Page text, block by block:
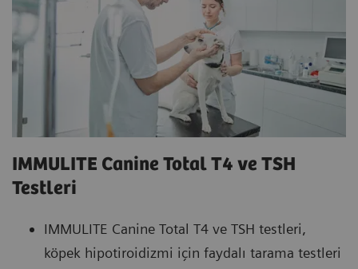
IMMULITE Canine Total T4 ve TSH
Testleri
IMMULITE Canine Total T4 ve TSH testleri,
köpek hipotiroidizmi için faydalı tarama testleri